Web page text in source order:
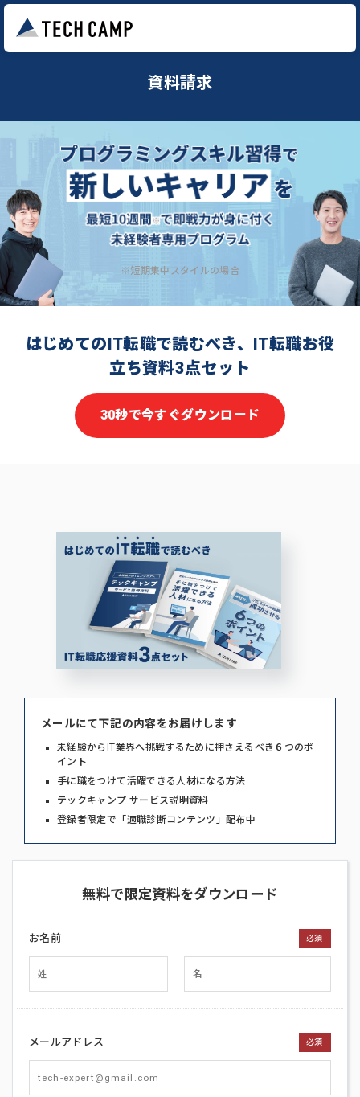
資料請求
※短期集中スタイルの場合
はじめてのIT転職で読むべき、IT転職お役
立ち資料3点セット
30秒で今すぐダウンロード
メールにて下記の内容をお届けします
未経験からIT業界へ挑戦するために押さえるべき６つのポ
イント
手に職をつけて活躍できる人材になる方法
テックキャンプ サービス説明資料
登録者限定で「適職診断コンテンツ」配布中
無料で限定資料をダウンロード
お名前 必須
メールアドレス 必須